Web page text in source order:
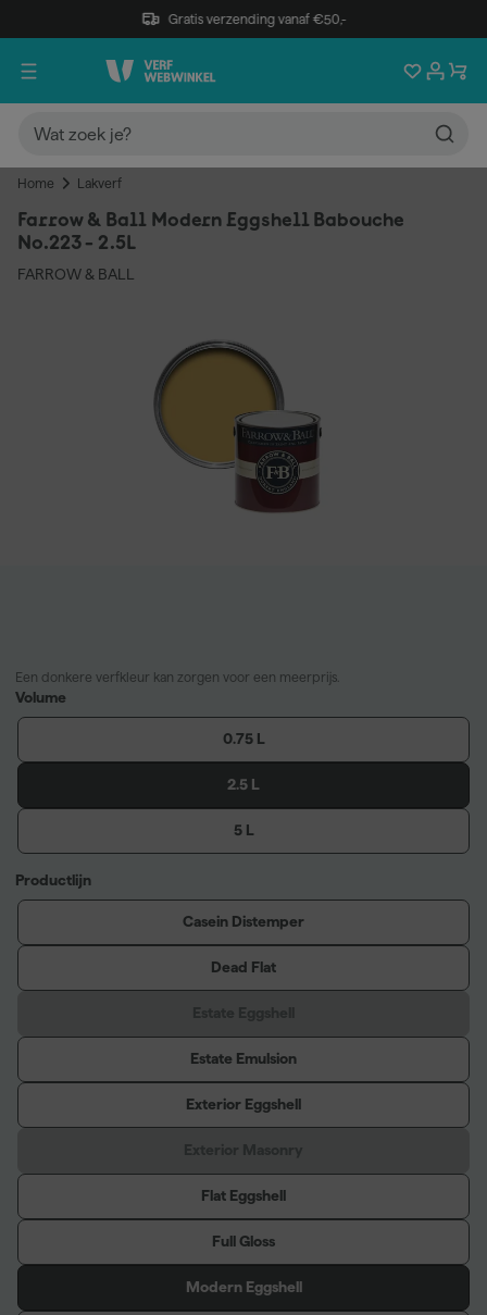
Gratis verzending vanaf €50,-
Home Lakverf
Farrow & Ball Modern Eggshell Babouche
No.223 - 2.5L
FARROW & BALL
Een donkere verfkleur kan zorgen voor een meerprijs.
Volume
0.75 L
2.5 L
5 L
Productlijn
Casein Distemper
Dead Flat
Estate Emulsion
Exterior Eggshell
Flat Eggshell
Full Gloss
Modern Eggshell